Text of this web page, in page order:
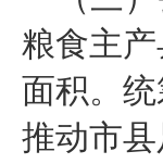
粮食主
面积。
推动市